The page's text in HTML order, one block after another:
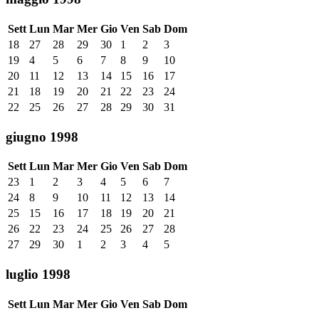
Sett Lun Mar Mer Gio Ven Sab Dom
18
27 28 29 30 1 2
3
19
4 5 6 7 8 9
10
20
11 12 13 14 15 16
17
21
18 19 20 21 22 23
24
22
25 26 27 28 29 30 31
giugno 1998
Sett Lun Mar Mer Gio Ven Sab Dom
23
1 2 3 4 5 6
7
24
8 9 10 11 12 13
14
25
15 16 17 18 19 20
21
26
22 23 24 25 26 27
28
27
29 30 1 2 3 4 5
luglio 1998
Sett Lun Mar Mer Gio Ven Sab Dom